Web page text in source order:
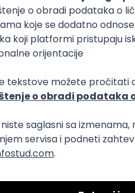
GRAD SENIORITET NAČIN RADA